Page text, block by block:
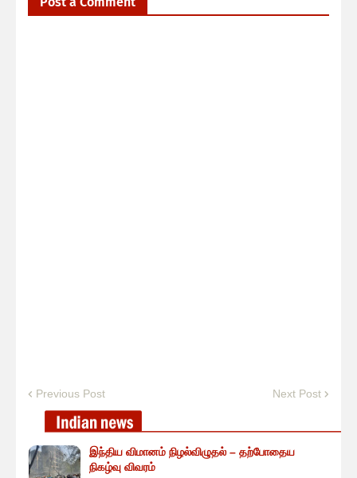
Previous Post Next Post
இந்திய விமானம் நிழல்விழுதல் – தற்போதைய
நிகழ்வு விவரம்